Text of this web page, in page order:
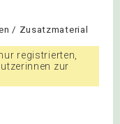
/ Zusatzmaterial
registrierten,
zur